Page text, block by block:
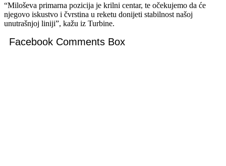
“Miloševa primarna pozicija je krilni centar, te očekujemo da će
njegovo iskustvo i čvrstina u reketu donijeti stabilnost našoj
unutrašnjoj liniji”, kažu iz Turbine.
Facebook Comments Box